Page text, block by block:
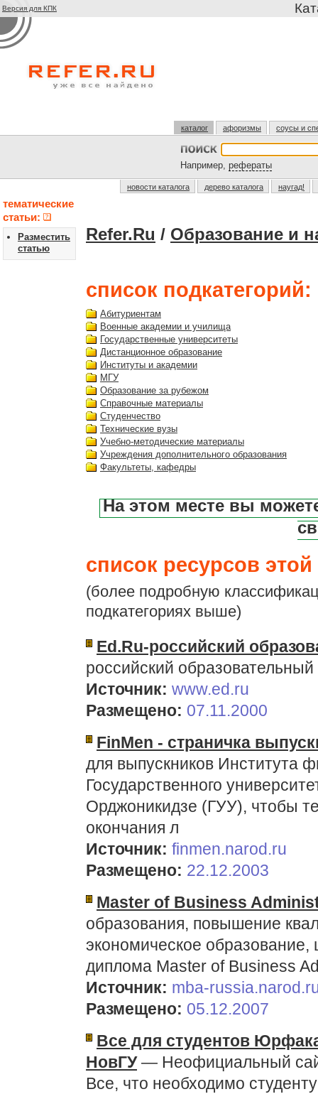
Версия для КПК
каталог афоризмы соусы и
Например, рефераты
новости каталога дерево каталога наугад!
тематические
статьи:
Разместить
статью
Refer.Ru / Образование и
список подкатегорий:
Абитуриентам
Военные академии и училища
Государственные университеты
Дистанционное образование
Институты и академии
МГУ
Образование за рубежом
Справочные материалы
Студенчество
Технические вузы
Учебно-методические материалы
Учреждения дополнительного образования
Факультеты, кафедры
На этом месте вы
список ресурсов этой
(более подробную
подкатегориях выше)
Ed.Ru-российский
российский образовательный
Источник: www.ed.ru
Размещено: 07.11.2000
FinMen - страничка
для выпускников Института
Государственного
Орджоникидзе (ГУУ), чтобы
окончания л
Источник: finmen.narod.ru
Размещено: 22.12.2003
Master of Business
образования, повышение
экономическое
диплома Мaster of Business
Источник: mba-
Размещено: 05.12.2007
Все для студентов
НовГУ— Неофициальный
Все, что необходимо